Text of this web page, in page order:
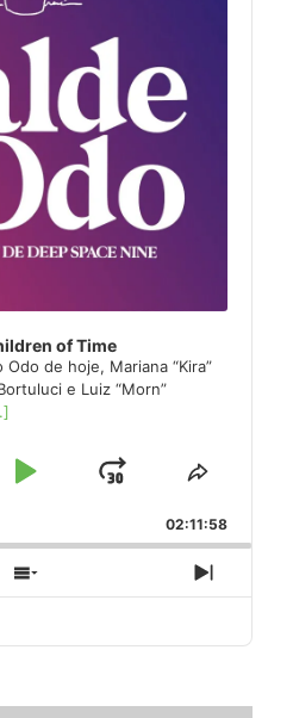
of Time
de hoje, Mariana “Kira”
e Luiz “Morn”
Play
Jump
Forward
Share
Episode
02:11:58
Show
Next